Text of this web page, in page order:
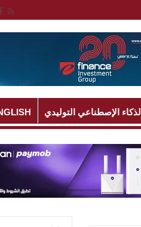
الذكاء الإصطناعي التوليدي